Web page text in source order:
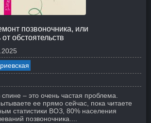
позвоночника, или
обстоятельств
спине – это очень частая проблема.
ее прямо сейчас, пока читаете
статистики ВОЗ, 80% населения
позвоночника....